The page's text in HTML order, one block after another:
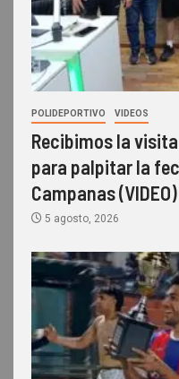
POLIDEPORTIVO VIDEOS
Recibimos la
para palpitar la
Campanas (VIDEO)
5 agosto, 2026